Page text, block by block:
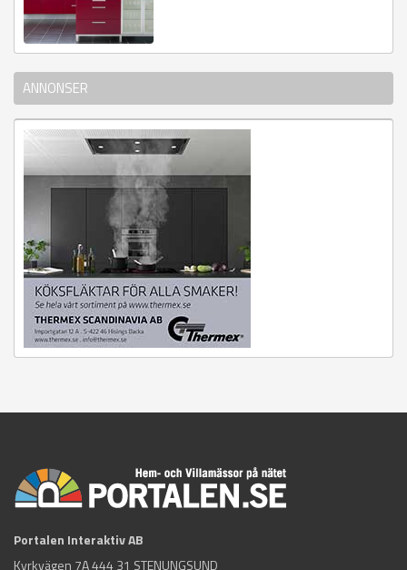
ANNONSER
Portalen Interaktiv AB
Kyrkvägen 7A 444 31 STENUNGSUND